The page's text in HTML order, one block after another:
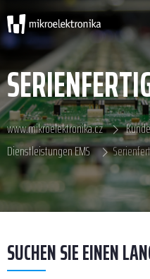
www.mikroelektronika.cz
Dienstleistungen EMS
SUCHEN SIE EINEN